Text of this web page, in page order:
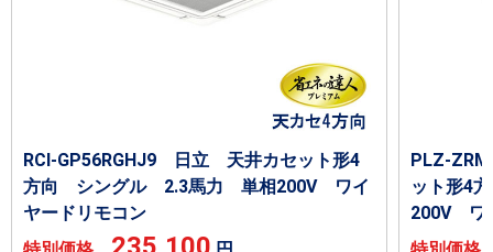
RCI-GP56RGHJ9 日立 天井カセット形4
方向 シングル 2.3馬力 単相200V ワイ
ヤードリモコン
PLZ-
ット形4
200V ワ